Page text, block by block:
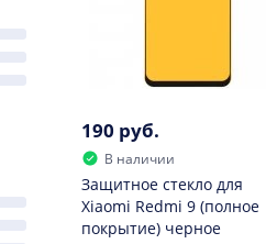
190 руб.
В наличии
Защитное стекло для
Xiaomi Redmi 9 (полное
покрытие) черное